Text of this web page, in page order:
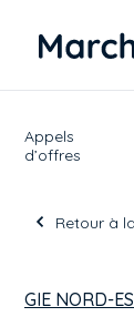
Appels
d’offres
Retour à
GIE NORD-